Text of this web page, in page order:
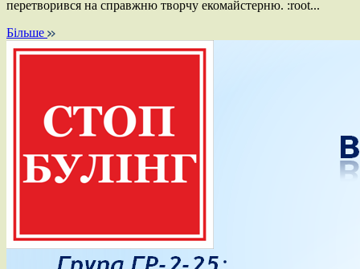
перетворився на справжню творчу екомайстерню. :root...
Більше